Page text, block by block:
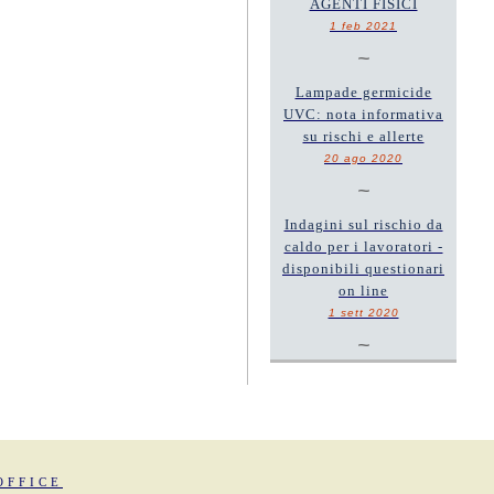
AGENTI FISICI
1 feb 2021
~
Lampade germicide
UVC: nota informativa
su rischi e allerte
20 ago 2020
~
Indagini sul rischio da
caldo per i lavoratori -
disponibili questionari
on line
1 sett 2020
~